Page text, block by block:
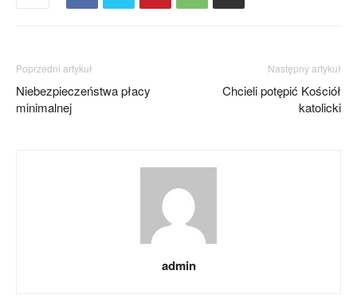
Poprzedni artykuł
Niebezpieczeństwa płacy
minimalnej
Następny artykuł
Chcieli potępić Kościół
katolicki
admin